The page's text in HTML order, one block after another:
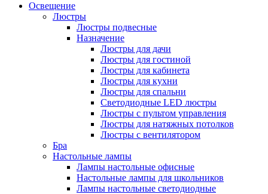
Освещение
Люстры
Люстры подвесные
Назначение
Люстры для дачи
Люстры для гостиной
Люстры для кабинета
Люстры для кухни
Люстры для спальни
Светодиодные LED люстры
Люстры с пультом управления
Люстры для натяжных потолков
Люстры с вентилятором
Бра
Настольные лампы
Лампы настольные офисные
Настольные лампы для школьников
Лампы настольные светодиодные